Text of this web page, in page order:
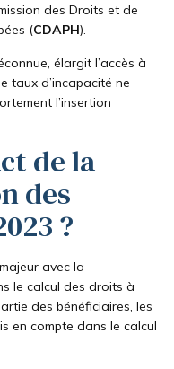
des Droits et de
(CDAPH).
élargit l’accès à
taux d’incapacité ne
l’insertion
de la
des
?
avec la
le calcul des droits à
des bénéficiaires, les
en compte dans le calcul